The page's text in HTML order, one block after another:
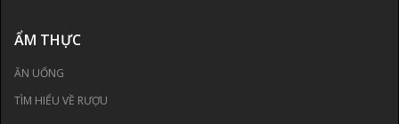
ẨM THỰC
ĂN UỐNG
TÌM HIỂU VỀ RƯỢU